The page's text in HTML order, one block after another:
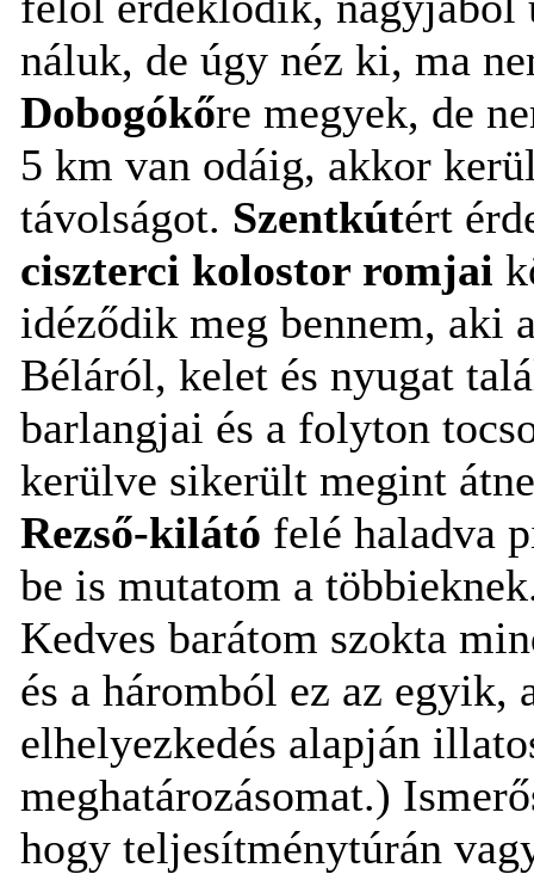
náluk, de úgy néz ki, ma
Dobogókőre megyek, de
5 km van odáig, akkor
távolságot. Szentkútért
ciszterci kolostor romjai
idéződik meg bennem, aki
Béláról, kelet és nyugat
barlangjai és a folyton
kerülve sikerült megint
Rezső-kilátó felé haladva
be is mutatom a
Kedves barátom szokta
és a háromból ez az
elhelyezkedés alapján
meghatározásomat.)
hogy teljesítménytúrán